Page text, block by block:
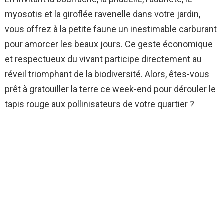
myosotis et la giroflée ravenelle dans votre jardin,
vous offrez à la petite faune un inestimable carburant
pour amorcer les beaux jours. Ce geste économique
et respectueux du vivant participe directement au
réveil triomphant de la biodiversité. Alors, êtes-vous
prêt à gratouiller la terre ce week-end pour dérouler le
tapis rouge aux pollinisateurs de votre quartier ?